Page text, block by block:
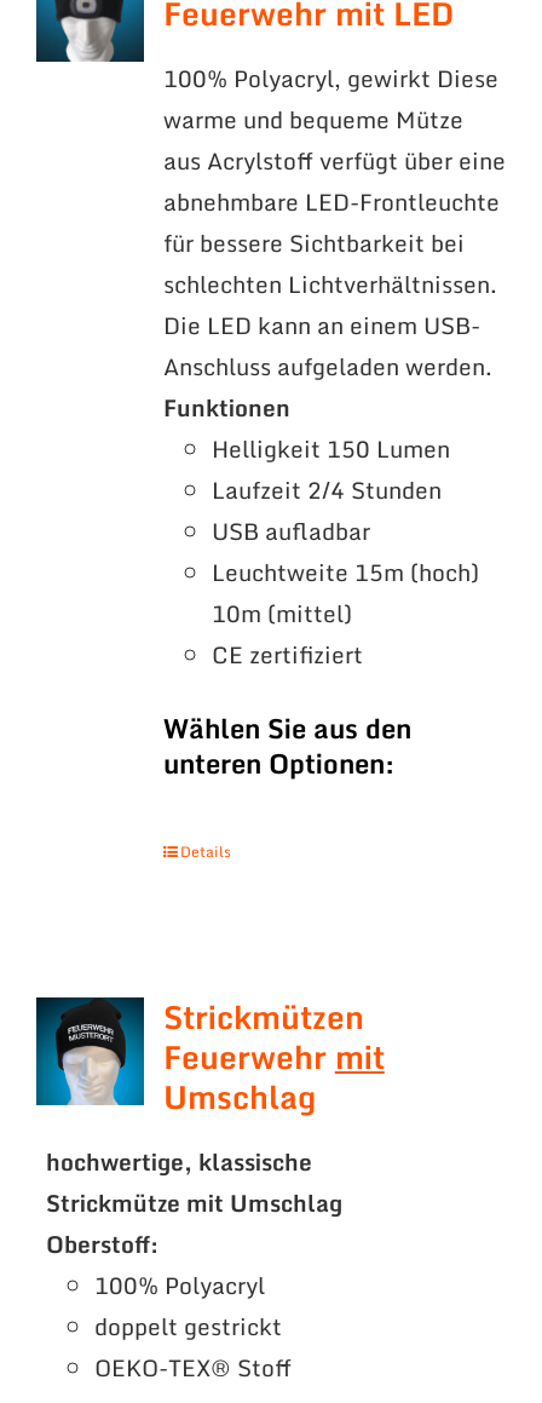
Feuerwehr mit LED
100% Polyacryl, gewirkt Diese
warme und bequeme Mütze
aus Acrylstoff verfügt über eine
abnehmbare LED-Frontleuchte
für bessere Sichtbarkeit bei
schlechten Lichtverhältnissen.
Die LED kann an einem USB-
Anschluss aufgeladen werden.
Funktionen
Helligkeit 150 Lumen
Laufzeit 2/4 Stunden
USB aufladbar
Leuchtweite 15m (hoch)
10m (mittel)
CE zertifiziert
Wählen Sie aus den
unteren Optionen:
Details
Strickmützen
Feuerwehr mit
Umschlag
hochwertige, klassische
Strickmütze mit Umschlag
Oberstoff:
100% Polyacryl
doppelt gestrickt
OEKO-TEX® Stoff